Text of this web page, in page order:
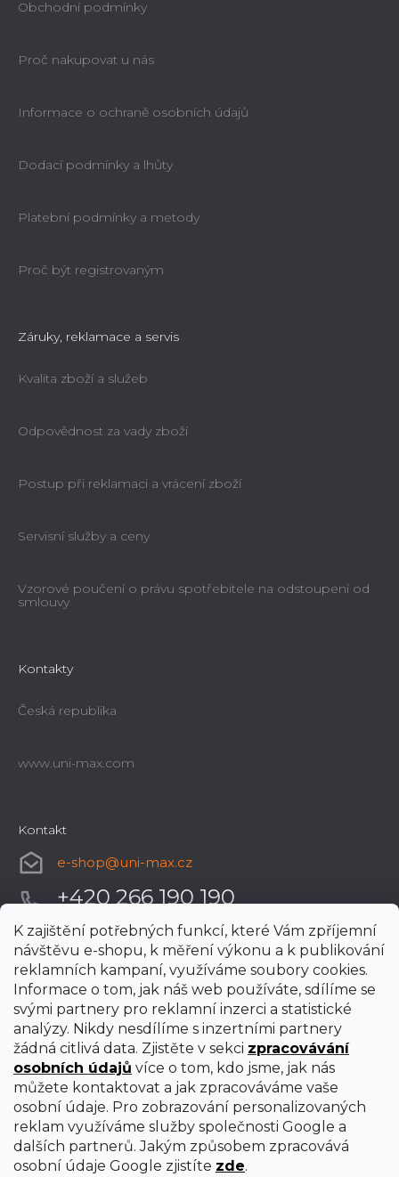
K zajištění potřebných funkcí, které Vám zpříjemní
návštěvu e-shopu, k měření výkonu a k publikování
reklamních kampaní, využíváme soubory cookies.
Informace o tom, jak náš web používáte, sdílíme se
svými partnery pro reklamní inzerci a statistické
analýzy. Nikdy nesdílíme s inzertními partnery
žádná citlivá data. Zjistěte v sekci zpracovávání
osobních údajů více o tom, kdo jsme, jak nás
můžete kontaktovat a jak zpracováváme vaše
osobní údaje. Pro zobrazování personalizovaných
reklam využíváme služby společnosti Google a
dalších partnerů. Jakým způsobem zpracovává
osobní údaje Google zjistíte zde.
Obchodní podmínky
Proč nakupovat u nás
Informace o ochraně osobních údajů
Dodací podmínky a lhůty
Platební podmínky a metody
Proč být registrovaným
Záruky, reklamace a servis
Kvalita zboží a služeb
Odpovědnost za vady zboží
Postup při reklamaci a vrácení zboží
Servisní služby a ceny
Vzorové poučení o právu spotřebitele na odstoupení od
smlouvy
Kontakty
Česká republika
www.uni-max.com
Kontakt
e-shop@uni-max.cz
+420 266 190 190